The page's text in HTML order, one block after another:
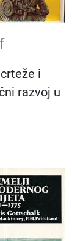
i
razvoj u